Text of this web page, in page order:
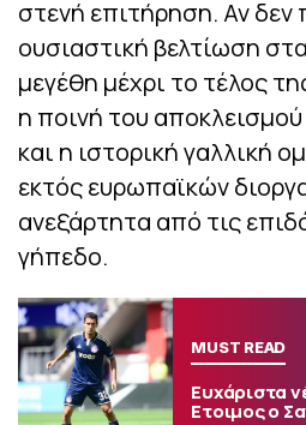
στενή επιτήρηση. Αν δεν
ουσιαστική βελτίωση
μεγέθη μέχρι το τέλος
η ποινή του
και η ιστορική γαλλική
εκτός ευρωπαϊκών
ανεξάρτητα από τις
γήπεδο.
MUST READ
Ευχάριστα
Ετοιμος ο